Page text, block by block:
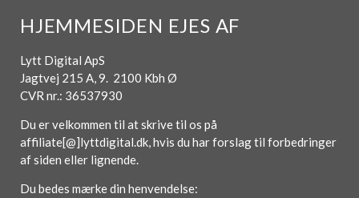
HJEMMESIDEN EJES AF
Lytt Digital ApS
Jagtvej 215 A, 9. 2100 Kbh Ø
CVR nr.: 36537930
Du er velkommen til at skrive til os på
affiliate[@]lyttdigital.dk, hvis du har forslag til forbedringer
af siden eller lignende.
Du bedes mærke din henvendelse: